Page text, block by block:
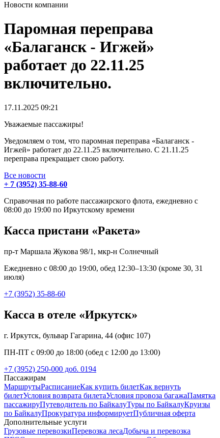
Новости компании
Паромная переправа
«Балаганск - Игжей»
работает до 22.11.25
включительно.
17.11.2025 09:21
Уважаемые пассажиры!
Уведомляем о том, что паромная переправа «Балаганск -
Игжей» работает до 22.11.25 включительно. С 21.11.25
переправа прекращает свою работу.
Все новости
+ 7 (3952) 35-88-60
Справочная по работе пассажирского флота, ежедневно с
08:00 до 19:00 по Иркутскому времени
Касса пристани «Ракета»
пр-т Маршала Жукова 98/1, мкр-н Солнечный
Ежедневно с 08:00 до 19:00, обед 12:30–13:30 (кроме 30, 31
июля)
+7 (3952) 35-88-60
Касса в отеле «Иркутск»
г. Иркутск, бульвар Гагарина, 44 (офис 107)
ПН-ПТ с 09:00 до 18:00 (обед с 12:00 до 13:00)
+7 (3952) 250-000 доб. 0194
Пассажирам
МаршрутыРасписаниеКак купить билетКак вернуть
билетУсловия возврата билетаУсловия провоза багажаПамятка
пассажируПутеводитель по БайкалуТуры по БайкалуКруизы
по БайкалуПрокуратура информируетПубличная оферта
Дополнительные услуги
Грузовые перевозкиПеревозка лесаДобыча и перевозка